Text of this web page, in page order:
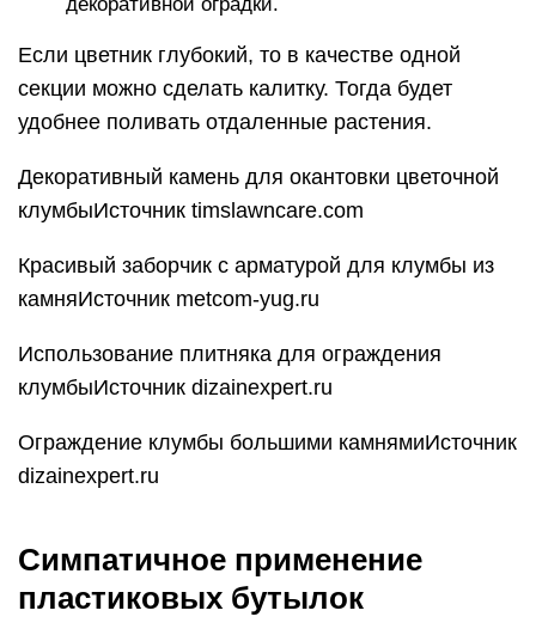
Если цветник глубокий, то в качестве одной
секции можно сделать калитку. Тогда будет
удобнее поливать отдаленные растения.
Декоративный камень для окантовки цветочной
клумбыИсточник timslawncare.com
Красивый заборчик с арматурой для клумбы из
камняИсточник metcom-yug.ru
Использование плитняка для ограждения
клумбыИсточник dizainexpert.ru
Ограждение клумбы большими камнямиИсточник
dizainexpert.ru
Симпатичное применение
пластиковых бутылок